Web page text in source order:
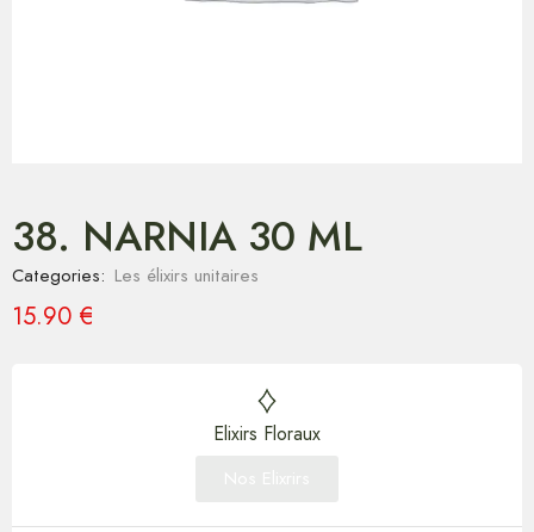
38. NARNIA 30 ML
Categories: Les élixirs unitaires
15.90 €
Elixirs Floraux